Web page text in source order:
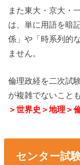
また東大・京大・
は、単に用語を暗
係」や「時系列的
ません。
倫理政経を二次試
が複雑でないこと
＞世界史＞地理＞
センター試